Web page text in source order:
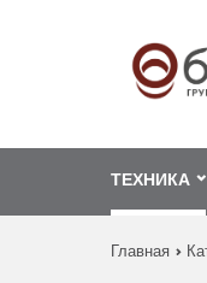
ТЕХНИКА
Главная